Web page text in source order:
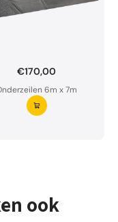
€170,00
6m x 7m
van premium
ook